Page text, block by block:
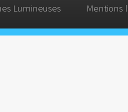
Lumineuses Mentions